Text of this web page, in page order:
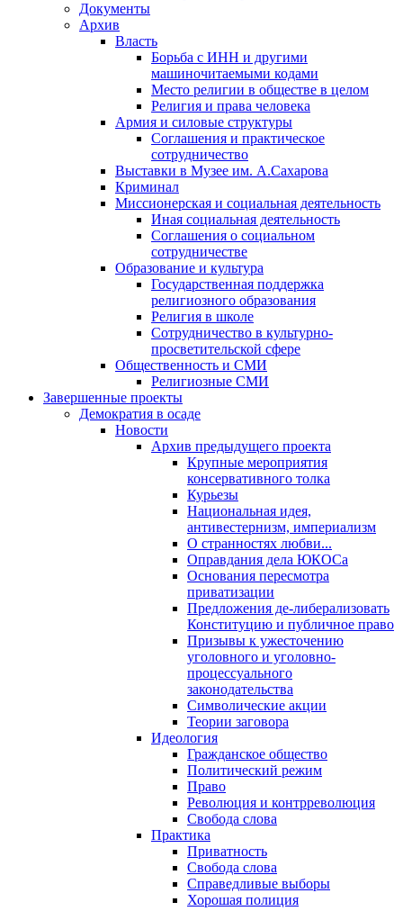
Документы
Архив
Власть
Борьба с ИНН и другими
машиночитаемыми кодами
Место религии в обществе в целом
Религия и права человека
Армия и силовые структуры
Соглашения и практическое
сотрудничество
Выставки в Музее им. А.Сахарова
Криминал
Миссионерская и социальная деятельность
Иная социальная деятельность
Соглашения о социальном
сотрудничестве
Образование и культура
Государственная поддержка
религиозного образования
Религия в школе
Сотрудничество в культурно-
просветительской сфере
Общественность и СМИ
Религиозные СМИ
Завершенные проекты
Демократия в осаде
Новости
Архив предыдущего проекта
Крупные мероприятия
консервативного толка
Курьезы
Национальная идея,
антивестернизм, империализм
О странностях любви...
Оправдания дела ЮКОСа
Основания пересмотра
приватизации
Предложения де-либерализовать
Конституцию и публичное право
Призывы к ужесточению
уголовного и уголовно-
процессуального
законодательства
Символические акции
Теории заговора
Идеология
Гражданское общество
Политический режим
Право
Революция и контрреволюция
Свобода слова
Практика
Приватность
Свобода слова
Справедливые выборы
Хорошая полиция